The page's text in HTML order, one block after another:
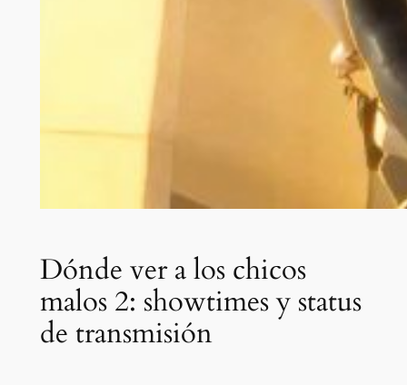
Dónde ver a los chicos
malos 2: showtimes y status
de transmisión